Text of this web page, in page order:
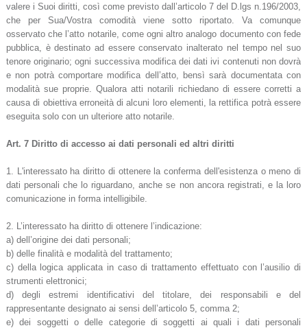
valere i Suoi diritti, così come previsto dall’articolo 7 del D.lgs n.196/2003,
che per Sua/Vostra comodità viene sotto riportato. Va comunque
osservato che l’atto notarile, come ogni altro analogo documento con fede
pubblica, è destinato ad essere conservato inalterato nel tempo nel suo
tenore originario; ogni successiva modifica dei dati ivi contenuti non dovrà
e non potrà comportare modifica dell’atto, bensì sarà documentata con
modalità sue proprie. Qualora atti notarili richiedano di essere corretti a
causa di obiettiva erroneità di alcuni loro elementi, la rettifica potrà essere
eseguita solo con un ulteriore atto notarile.
Art. 7 Diritto di accesso ai dati personali ed altri diritti
1. L'interessato ha diritto di ottenere la conferma dell'esistenza o meno di
dati personali che lo riguardano, anche se non ancora registrati, e la loro
comunicazione in forma intelligibile.
2. L’interessato ha diritto di ottenere l’indicazione:
a) dell’origine dei dati personali;
b) delle finalità e modalità del trattamento;
c) della logica applicata in caso di trattamento effettuato con l’ausilio di
strumenti elettronici;
d) degli estremi identificativi del titolare, dei responsabili e del
rappresentante designato ai sensi dell’articolo 5, comma 2;
e) dei soggetti o delle categorie di soggetti ai quali i dati personali